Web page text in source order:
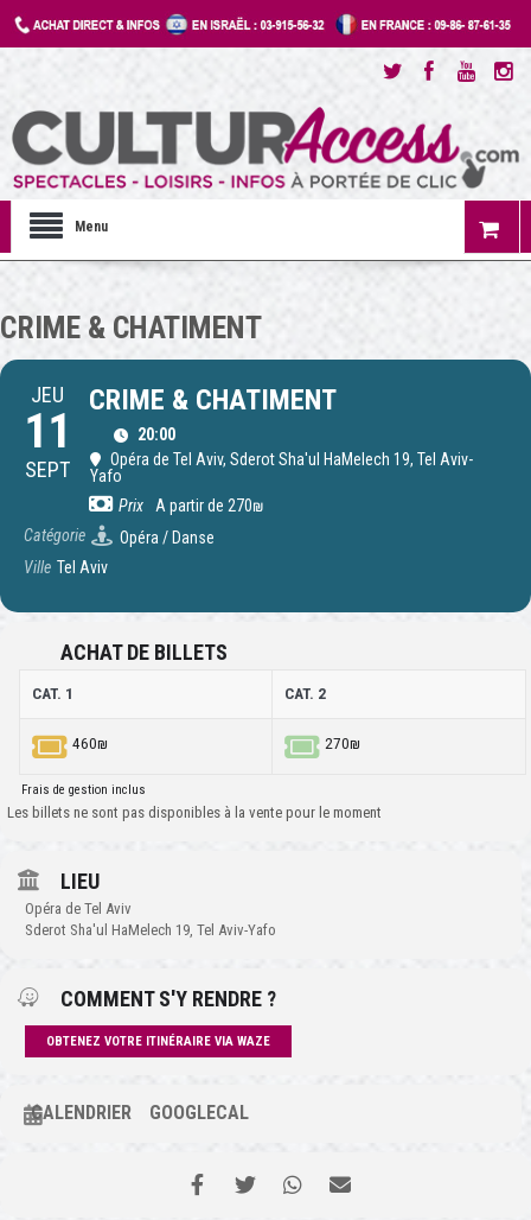
Menu
CRIME & CHATIMENT
JEU
11
SEPT
CRIME & CHATIMENT
20:00
Opéra de Tel Aviv, Sderot Sha'ul HaMelech 19, Tel Aviv-
Yafo
Prix
A partir de 270₪
Catégorie
Opéra / Danse
Ville Tel Aviv
ACHAT DE BILLETS
CAT. 1 CAT. 2
460₪ 270₪
Frais de gestion inclus
Les billets ne sont pas disponibles à la vente pour le moment
LIEU
Opéra de Tel Aviv
Sderot Sha'ul HaMelech 19, Tel Aviv-Yafo
COMMENT S'Y RENDRE ?
OBTENEZ VOTRE ITINÉRAIRE VIA WAZE
CALENDRIER GOOGLECAL